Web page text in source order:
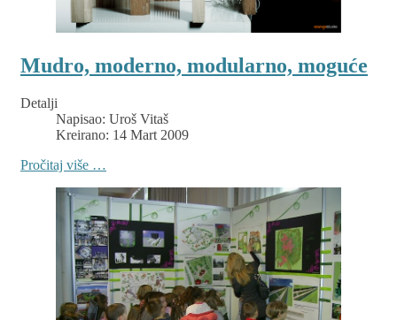
Mudro, moderno, modularno, moguće
Detalji
Napisao: Uroš Vitaš
Kreirano: 14 Mart 2009
Pročitaj više …